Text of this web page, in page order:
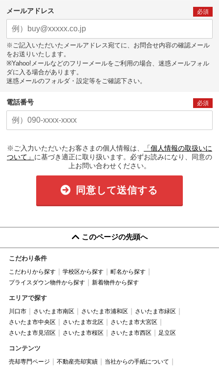
メールアドレス 必須
※ご記入いただいたメールアドレス宛てに、お問合せ内容の確認メール
をお送りいたします。
※Yahoo!メールなどのフリーメールをご利用の場合、迷惑メールフォル
ダに入る場合があります。
迷惑メールのフォルダ・設定等をご確認下さい。
電話番号 必須
※ご入力いただいたお客さまの個人情報は、
「個人情報の取扱いに
ついて」 に基づき適正に取り扱います。必ずお読みになり、同意の
上お問い合わせください。
同意して送信する
このページの先頭へ
こだわり条件
こだわりから探す 学校区から探す
町名から探す
プライスダウン物件から探す
新着物件から探す
エリアで探す
川口市 さいたま市南区 さいたま市浦和区
さいたま市緑区
さいたま市中央区
さいたま市北区
さいたま市大宮区
さいたま市見沼区
さいたま市桜区 さいたま市西区 足立区
コンテンツ
売却専門ページ 不動産売却実績
当社からの手紙について